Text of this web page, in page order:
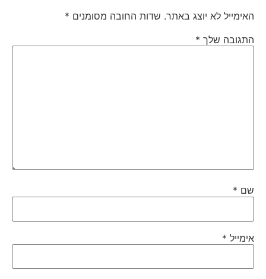
האימייל לא יוצג באתר. שדות החובה מסומנים*
התגובה שלך*
שם*
אימייל*